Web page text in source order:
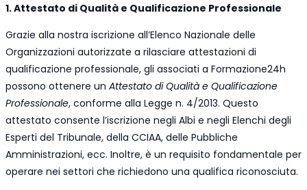
1. Attestato di Qualità e Qualificazione Professionale
Grazie alla nostra iscrizione all’Elenco Nazionale delle
Organizzazioni autorizzate a rilasciare attestazioni di
qualificazione professionale, gli associati a Formazione24h
possono ottenere un Attestato di Qualità e Qualificazione
Professionale, conforme alla Legge n. 4/2013. Questo
attestato consente l’iscrizione negli Albi e negli Elenchi degli
Esperti del Tribunale, della CCIAA, delle Pubbliche
Amministrazioni, ecc. Inoltre, è un requisito fondamentale per
operare nei settori che richiedono una qualifica riconosciuta.